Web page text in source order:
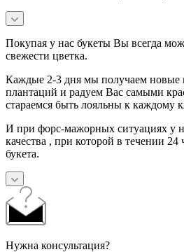
Покупая у нас букеты Вы всегда
свежести цветка.
Каждые 2-3 дня мы получаем новые
плантаций и радуем Вас самыми
стараемся быть лояльны к каждому
И при форс-мажорных ситуациях у
качества , при которой в течении 24
букета.
Нужна консультация?